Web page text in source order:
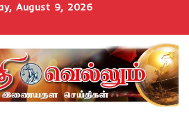
August 9, 2026
மாவட்டச்செய்திகள்
அரசியல்ஆன்மிகம்
சட்டம்
அறிவோம்
சினிமாUncategorized